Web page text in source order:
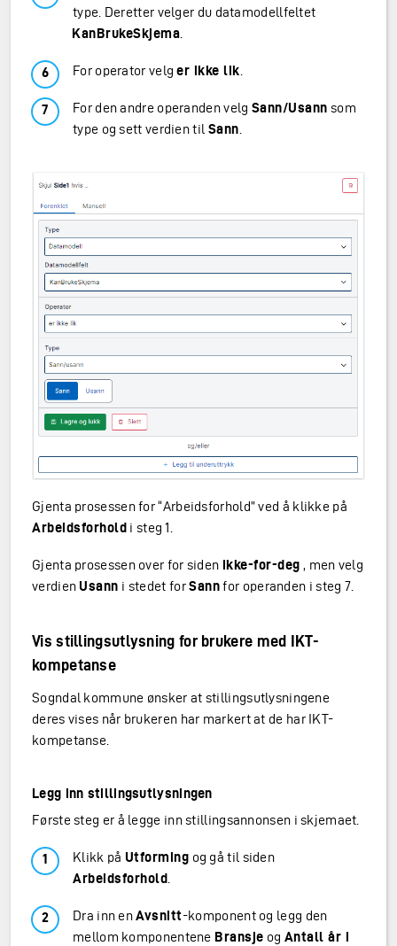
type. Deretter velger du datamodellfeltet
KanBrukeSkjema
For operator velger ikke lik
For den andre operanden velg Sann/Usann som
type og sett verdien til Sann
Gjenta prosessen for “Arbeidsforhold” ved å klikke på
Arbeidsforhold i steg 1.
Gjenta prosessen over for siden ikke-for-deg , men velg
verdien Usann i stedet forSannfor operanden i steg 7.
Vis stillingsutlysning for brukere med IKT-
kompetanse
Sogndal kommune ønsker at stillingsutlysningene
deres vises når brukeren har markert at de har IKT-
kompetanse.
Legg inn stillingsutlysningen
Første steg er å legge inn stillingsannonsen i skjemaet.
Klikk på Utforming og gå til siden
Arbeidsforhold
Dra inn enAvsnitt-komponent og legg den
mellom komponentene Bransje og Antall år i